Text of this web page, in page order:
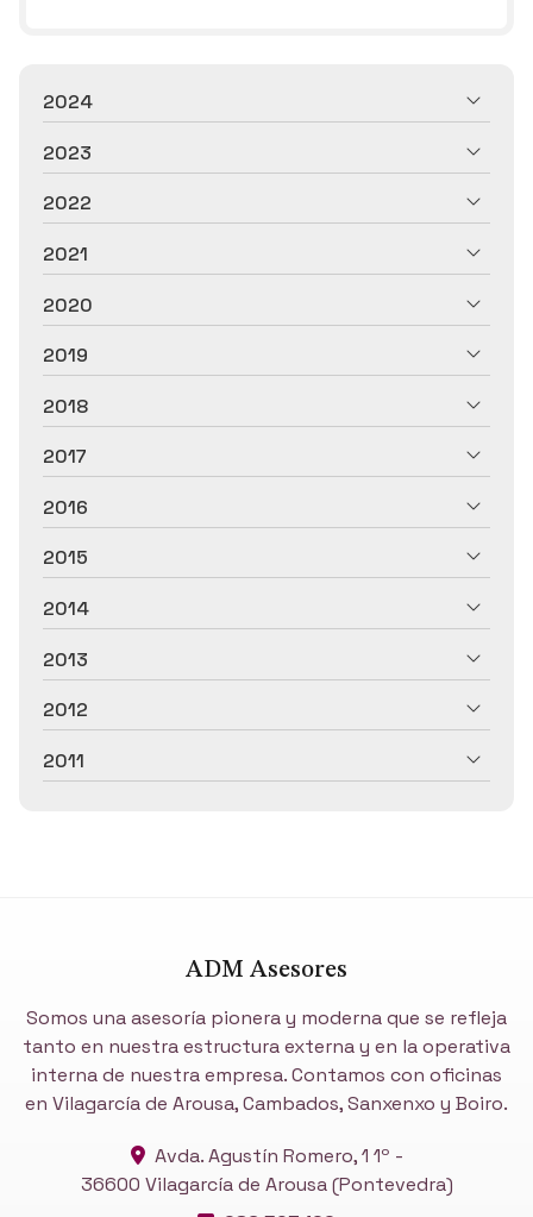
2024
2023
2022
2021
2020
2019
2018
2017
2016
2015
2014
2013
2012
2011
ADM Asesores
Somos una asesoría pionera y moderna que se refleja
tanto en nuestra estructura externa y en la operativa
interna de nuestra empresa. Contamos con oficinas
en Vilagarcía de Arousa, Cambados, Sanxenxo y Boiro.
Avda. Agustín Romero, 1 1º -
36600 Vilagarcía de Arousa(Pontevedra)